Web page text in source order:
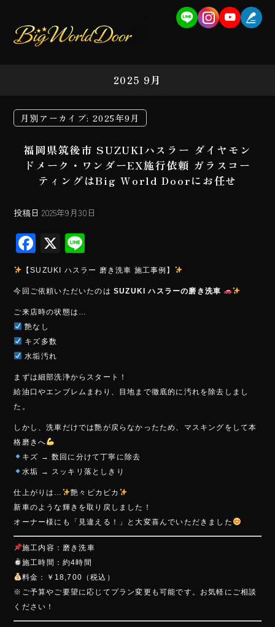
2025 9月
月別アーカイブ: 2025年9月
福岡県筑後市 SUZUKIハスラー ダイヤモン
ドメーク・ワンダーEX施行依頼 ガラスコー
ティングはBig World Doorにお任せ
投稿日 2025年9月30日
F
ac
e
b
o
ok
X
ne
【SUZUKI ハスラー 磨き洗車 施工事例】
今回ご依頼いただいたのは SUZUKI ハスラーの磨き洗車
ご来店時の状態は…
艶なし
キズ多数
水垢汚れ
まずは細部洗浄からスタート！
給油口やエンブレムまわり、目地まで徹底的に汚れを除去しまし
た。
しかし、洗車だけでは艶が戻らなかったため、マスキングをして本
格磨きへ
キズ → 数回に分けて丁寧に除去
水垢 → スッキリ落としきり
仕上がりは…
艶々ピカピカ
新車のような輝きを取り戻しました！
オーナー様にも「見違える！」と大変喜んでいただきました
施工内容：磨き洗車
施工時間：約4時間
料金：￥18,700（税込）
※ご予算やご要望に応じてプラン変更も可能です。お気軽にご相談
ください！